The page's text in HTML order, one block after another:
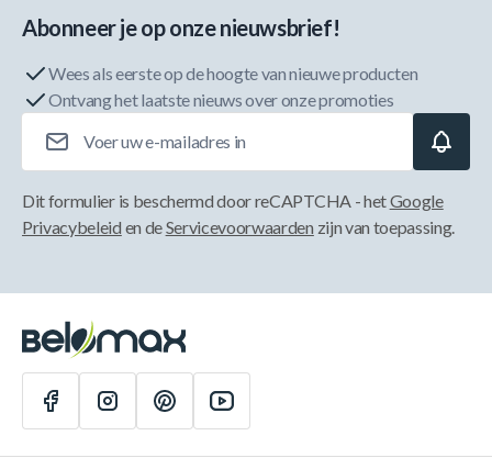
Abonneer je op onze nieuwsbrief!
Wees als eerste op de hoogte van nieuwe producten
Ontvang het laatste nieuws over onze promoties
Dit formulier is beschermd door reCAPTCHA - hetGoogle
Privacybeleid en deServicevoorwaarden zijn van toepassing.